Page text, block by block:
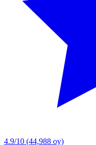
4.9/10 (44,988 oy)